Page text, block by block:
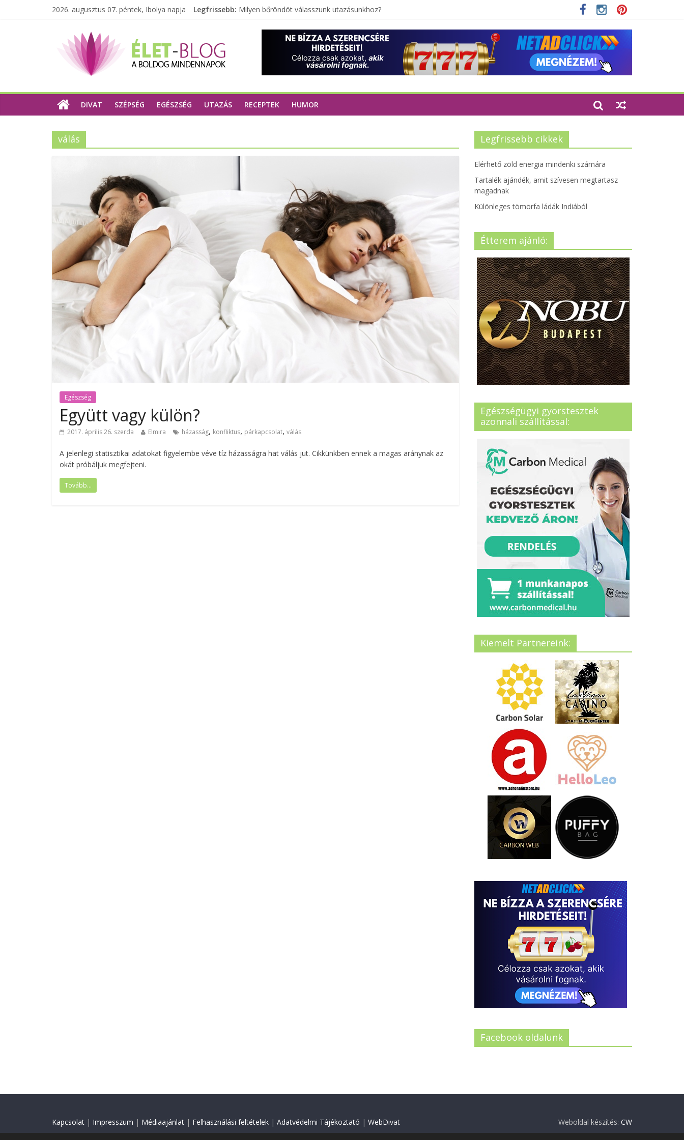
2026. augusztus 07. péntek, Ibolya napja Legfrissebb: Milyen bőröndöt válasszunk utazásunkhoz?
Tartalék ajándék, amit szívesen megtartasz magadnak
Különleges tömörfa ládák Indiából
A zöld forradalom: A mosó- és parfümtermékek környezetbarát szempontjainak erősítése
DIVAT SZÉPSÉG EGÉSZSÉG UTAZÁS RECEPTEK HUMOR
válás
Egészség
Együtt vagy külön?
2017. április 26. szerda Elmira házasság, konfliktus, párkapcsolat, válás
A jelenlegi statisztikai adatokat figyelembe véve tíz házasságra hat válás jut. Cikkünkben ennek a magas aránynak az
okát próbáljuk megfejteni.
Tovább...
Legfrissebb cikkek
Elérhető zöld energia mindenki számára
Tartalék ajándék, amit szívesen megtartasz
magadnak
Különleges tömörfa ládák Indiából
Étterem ajánló:
Egészségügyi gyorstesztek
azonnali szállítással:
Kiemelt Partnereink:
Facebook oldalunk
Kapcsolat | Impresszum | Médiaajánlat | Felhasználási feltételek | Adatvédelmi Tájékoztató | WebDivat
Weboldal készítés: CW